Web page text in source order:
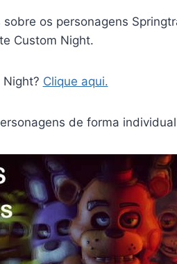
os personagens
Custom Night.
Clique aqui.
de forma